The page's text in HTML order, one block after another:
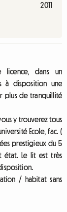
2011
licence, dans un
à disposition une
plus de tranquillité
y trouverez tous
Ecole, fac. (
prestigieux du 5
état. Le lit est très
/ habitat sans